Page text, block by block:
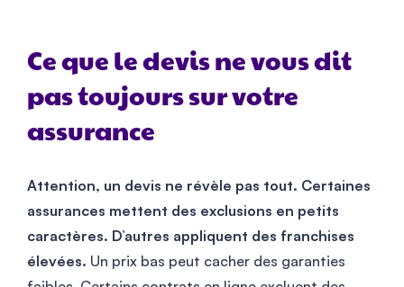
Ce que le devis ne vous dit
pas toujours sur votre
assurance
Attention, un devis ne révèle pas tout. Certaines
assurances mettent des exclusions en petits
caractères. D’autres appliquent des franchises
élevées. Un prix bas peut cacher des garanties